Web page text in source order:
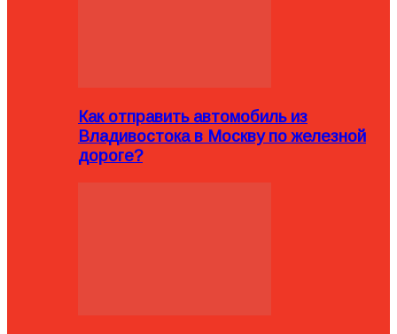
Как отправить автомобиль из
Владивостока в Москву по железной
дороге?